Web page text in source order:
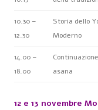
10.30 –
12.30
Storia dello
Moderno
14.00 –
18.00
asana
12 e 13 novembre